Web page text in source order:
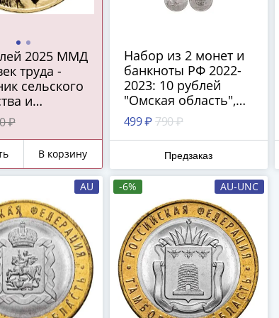
2025 ММД
труда -
сельского
и
₽
В корзину
Набор из 2 монет и
банкноты РФ 2022-
2023: 10 рублей
"Омская область",
100 рублей "Ржев" и
25 рублей "Аленький
цветочек"
499 ₽ 790 ₽
Предзаказ
AU -6% AU-UNC